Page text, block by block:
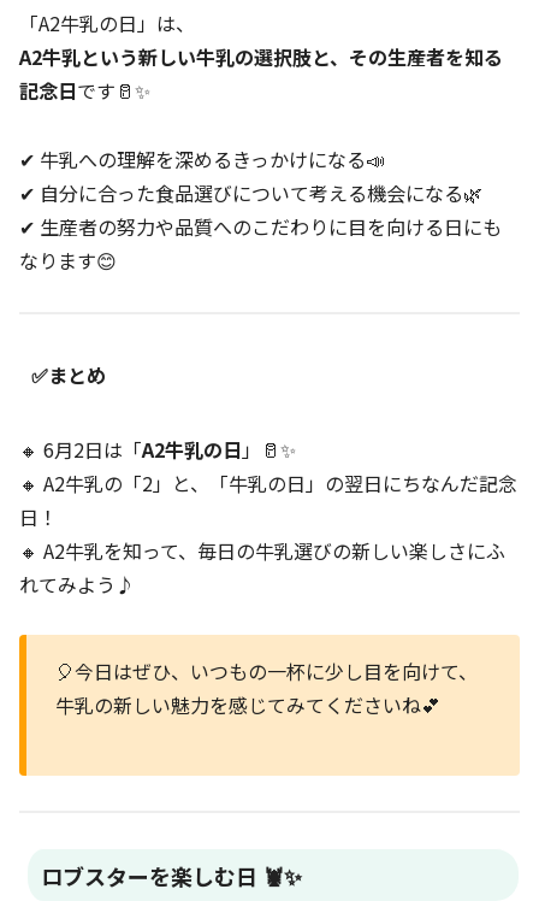
「A2牛乳の日」は、
A2牛乳という新しい牛乳の選択肢と、その生産者を知る
記念日です🥛✨
✔ 牛乳への理解を深めるきっかけになる📣
✔ 自分に合った食品選びについて考える機会になる🌿
✔ 生産者の努力や品質へのこだわりに目を向ける日にも
なります😊
✅まとめ
🔸 6月2日は「A2牛乳の日 」🥛✨
🔸 A2牛乳の「2」と、「牛乳の日」の翌日にちなんだ記念
日！
🔸 A2牛乳を知って、毎日の牛乳選びの新しい楽しさにふ
れてみよう♪
🎈今日はぜひ、いつもの一杯に少し目を向けて、
牛乳の新しい魅力を感じてみてくださいね💕
ロブスターを楽しむ日 🦞✨